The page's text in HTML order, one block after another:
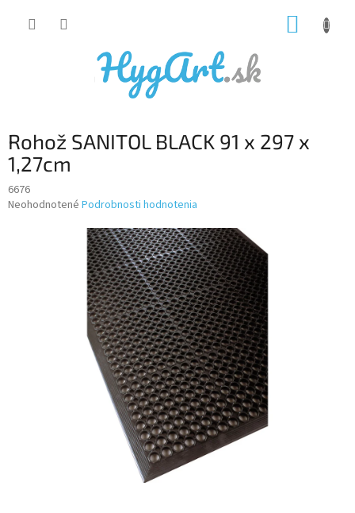
Rohož SANITOL BLACK 91 x 297 x
1,27cm
6676
Priemerné
Neohodnotené Podrobnosti hodnotenia